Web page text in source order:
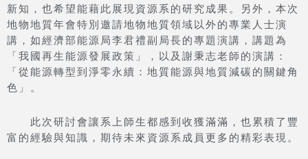
新知，也希望能藉此展現資源系的研究成果。另外，本次
地物地質年會特別邀請地物地質領域以外的專業人士演
講，如經濟部能源局李君禮副局長的專題演講，講題為
「我國再生能源發展政策」，以及謝秉志老師的演講：
「從能源轉型到淨零永續：地質能源與地質減碳的關鍵角
色」。
此次研討會讓系上師生都感到收獲滿滿，也累積了豐
富的經驗與知識，期待未來資源系成員更多的精彩表現。